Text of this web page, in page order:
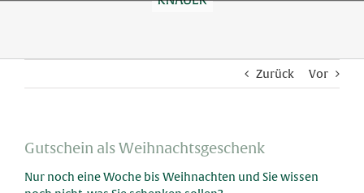
Zurück Vor
Gutschein als Weihnachtsgeschenk
Nur noch eine Woche bis Weihnachten und Sie wissen